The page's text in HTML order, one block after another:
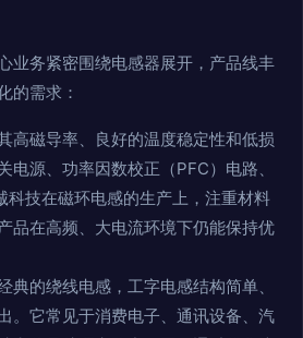
业务紧密围绕电感器展开，产品线丰
的需求：
高磁导率、良好的温度稳定性和低损
电源、功率因数校正（PFC）电路、
科技在磁环电感的生产上，注重材料
品在高频、大电流环境下仍能保持优
典的绕线电感，工字电感结构简单、
。它常见于消费电子、通讯设备、汽